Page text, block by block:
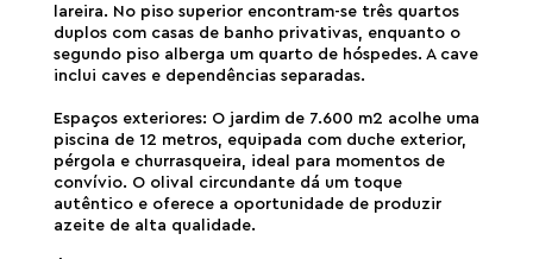
lareira. No piso superior encontram-se três quartos
duplos com casas de banho privativas, enquanto o
segundo piso alberga um quarto de hóspedes. A cave
inclui caves e dependências separadas.
Espaços exteriores: O jardim de 7.600 m2 acolhe uma
piscina de 12 metros, equipada com duche exterior,
pérgola e churrasqueira, ideal para momentos de
convívio. O olival circundante dá um toque
autêntico e oferece a oportunidade de produzir
azeite de alta qualidade.